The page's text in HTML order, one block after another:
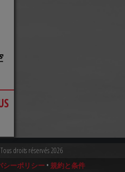
Tous droits réservés 2026
シーポリシー • 規約と条件